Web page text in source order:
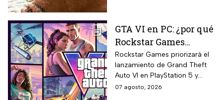
ubicado en la parte trasera
del equipo que activa llamada
automática al contacto de
emergencia junto con alarma
sonora potente.
GTA VI en PC: ¿por qué
Rockstar Games
decidió priorizar
PlayStation 5 y Xbox
Series X?
Rockstar Games priorizará el
lanzamiento de Grand Theft
Auto VI en PlayStation 5 y
Xbox Series X/S el 19 de
07 agosto, 2026